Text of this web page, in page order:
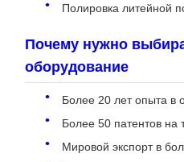
Полировка литейной
Почему нужно
оборудование
Более 20 лет опыта в
Более 50 патентов на
Мировой экспорт в